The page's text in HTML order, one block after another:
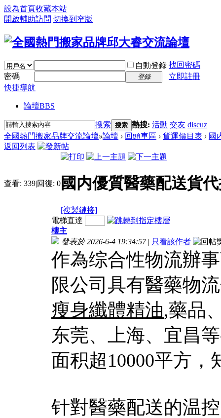
設為首頁收藏本站
開啟輔助訪問 切換到窄版
自動登錄 找回密碼
密碼
登錄
立即註冊
快捷導航
論壇BBS
搜索 搜索 熱搜: 活動 交友 discuz
全國熱門搬家品牌交流論壇»論壇 › 回頭車區 › 貨運價目表 › 國
返回列表
查看: 339|回復: 0 國内優質醫藥配送貨
[複製鏈接]
電梯直達
樓主
發表於 2026-6-4 19:34:57 | 只看該作者
作為综合性物流辦
限公司具有醫藥物
瘦身纖體精油,藥品
东莞、上海、宜昌
面积超10000平方
针對醫藥配送的温